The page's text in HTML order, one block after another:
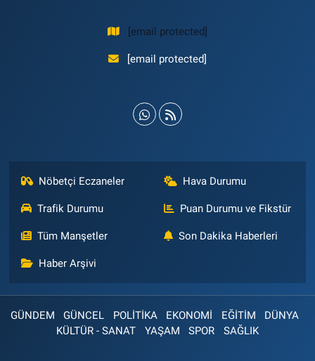
[email protected]
[email protected]
Nöbetçi Eczaneler Hava Durumu
Trafik Durumu Puan Durumu ve Fikstür
Tüm Manşetler Son Dakika Haberleri
Haber Arşivi
GÜNDEM GÜNCEL POLİTİKA EKONOMİ EĞİTİM
DÜNYA
KÜLTÜR - SANAT
YAŞAM SPOR SAĞLIK